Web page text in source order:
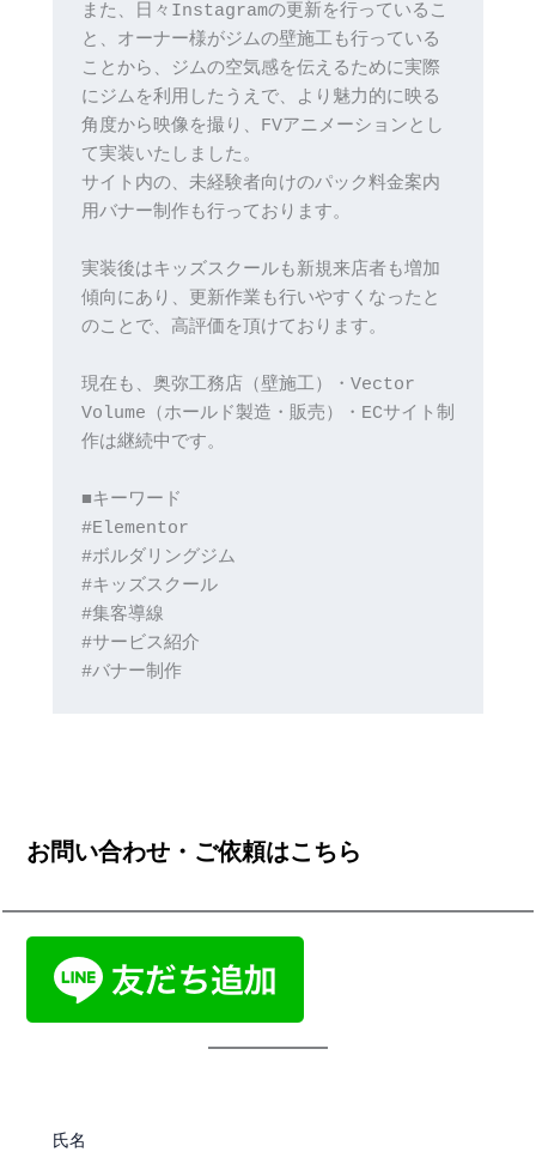
また、日々Instagramの更新を行っているこ
と、オーナー様がジムの壁施工も行っている
ことから、ジムの空気感を伝えるために実際
にジムを利用したうえで、より魅力的に映る
角度から映像を撮り、FVアニメーションとし
て実装いたしました。
サイト内の、未経験者向けのパック料金案内
用バナー制作も行っております。
実装後はキッズスクールも新規来店者も増加
傾向にあり、更新作業も行いやすくなったと
のことで、高評価を頂けております。
現在も、奥弥工務店（壁施工）・Vector
Volume（ホールド製造・販売）・ECサイト制
作は継続中です。
■キーワード
#Elementor
#ボルダリングジム
#キッズスクール
#集客導線
#サービス紹介
#バナー制作
お問い合わせ・ご依頼はこちら
氏名